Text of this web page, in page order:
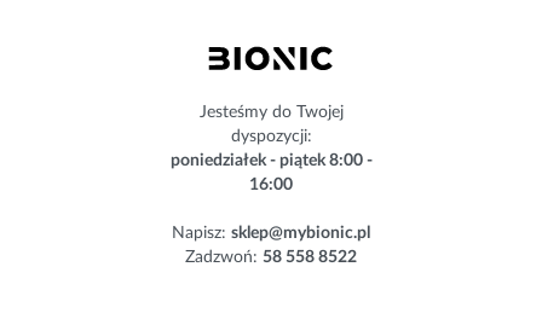
Jesteśmy do Twojej
dyspozycji:
poniedziałek - piątek 8:00 -
16:00
Napisz: sklep@mybionic.pl
Zadzwoń: 58 558 8522